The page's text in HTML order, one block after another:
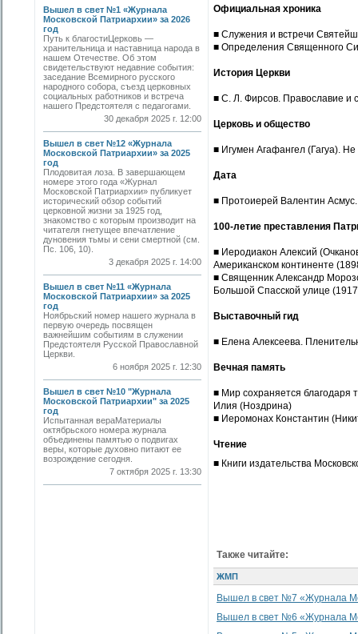
Вышел в свет №1 «Журнала
Московской Патриархии» за 2026
год
Путь к благостиЦерковь —
хранительница и наставница народа в
нашем Отечестве. Об этом
свидетельствуют недавние события:
заседание Всемирного русского
народного собора, съезд церковных
социальных работников и встреча
нашего Предстоятеля с педагогами.
30 декабря 2025 г. 12:00
Вышел в свет №12 «Журнала
Московской Патриархии» за 2025
год
Плодовитая лоза. В завершающем
номере этого года «Журнал
Московской Патриархии» публикует
исторический обзор событий
церковной жизни за 1925 год,
знакомство с которым производит на
читателя гнетущее впечатление
дуновения тьмы и сени смертной (см.
Пс. 106, 10).
3 декабря 2025 г. 14:00
Вышел в свет №11 «Журнала
Московской Патриархии» за 2025
год
Ноябрьский номер нашего журнала в
первую очередь посвящен
важнейшим событиям в служении
Предстоятеля Русской Православной
Церкви.
6 ноября 2025 г. 12:30
Вышел в свет №10 "Журнала
Московской Патриархии" за 2025
год
Испытанная вераМатериалы
октябрьского номера журнала
объединены памятью о подвигах
веры, которые духовно питают ее
возрождение сегодня.
7 октября 2025 г. 13:30
Официальная хроника
■ Служения и встречи
■ Определения Священного
История Церкви
■ С. Л. Фирсов. Православие и
Церковь и общество
■ Игумен Агафангел (Гагуа). Не
Дата
■ Протоиерей Валентин
100-летие преставления
■ Иеродиакон Алексий
Американском континенте
■ Священник Александр
Большой Спасской улице
Выставочный гид
■ Елена Алексеева.
Вечная память
■ Мир сохраняется благодаря
Илия (Ноздрина)
■ Иеромонах Константин
Чтение
■ Книги издательства
Также читайте:
ЖМП
Вышел в свет №7 «Журнала
Вышел в свет №6 «Журнала